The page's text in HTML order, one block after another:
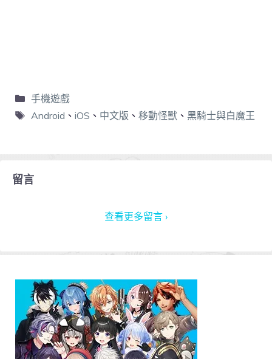
手機遊戲
Android 、 iOS 、 中文版 、 移動怪獸、 黑騎士與白魔王
留言
查看更多留言 ›